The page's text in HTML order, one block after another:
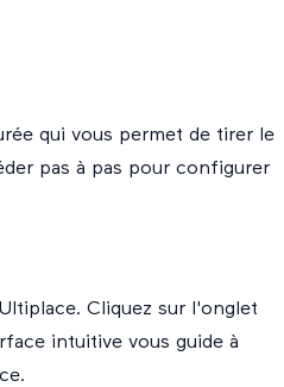
qui vous permet de tirer le
pas à pas pour configurer
Cliquez sur l'onglet
intuitive vous guide à